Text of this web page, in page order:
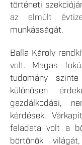
történeti
az elmúlt
munkásságát.
Balla Károly
volt. Magas
tudomány
különösen
gazdálkodási,
kérdések.
feladata volt a
börtönök